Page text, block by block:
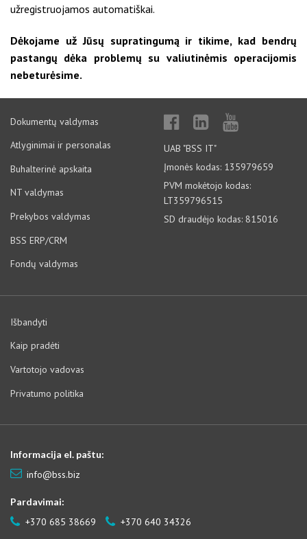
užregistruojamos automatiškai.
Dėkojame už Jūsų supratingumą ir tikime, kad bendrų
pastangų dėka problemų su valiutinėmis operacijomis
nebeturėsime.
Dokumentų valdymas
Atlyginimai ir personalas
Buhalterinė apskaita
NT valdymas
Prekybos valdymas
BSS ERP/CRM
Fondų valdymas
UAB "BSS IT"
Įmonės kodas: 135979659
PVM mokėtojo kodas:
LT359796515
SD draudėjo kodas: 815016
Išbandyti
Kaip pradėti
Vartotojo vadovas
Privatumo politika
Informacija el. paštu:
info@bss.biz
Pardavimai:
+370 685 38669 +370 640 34326